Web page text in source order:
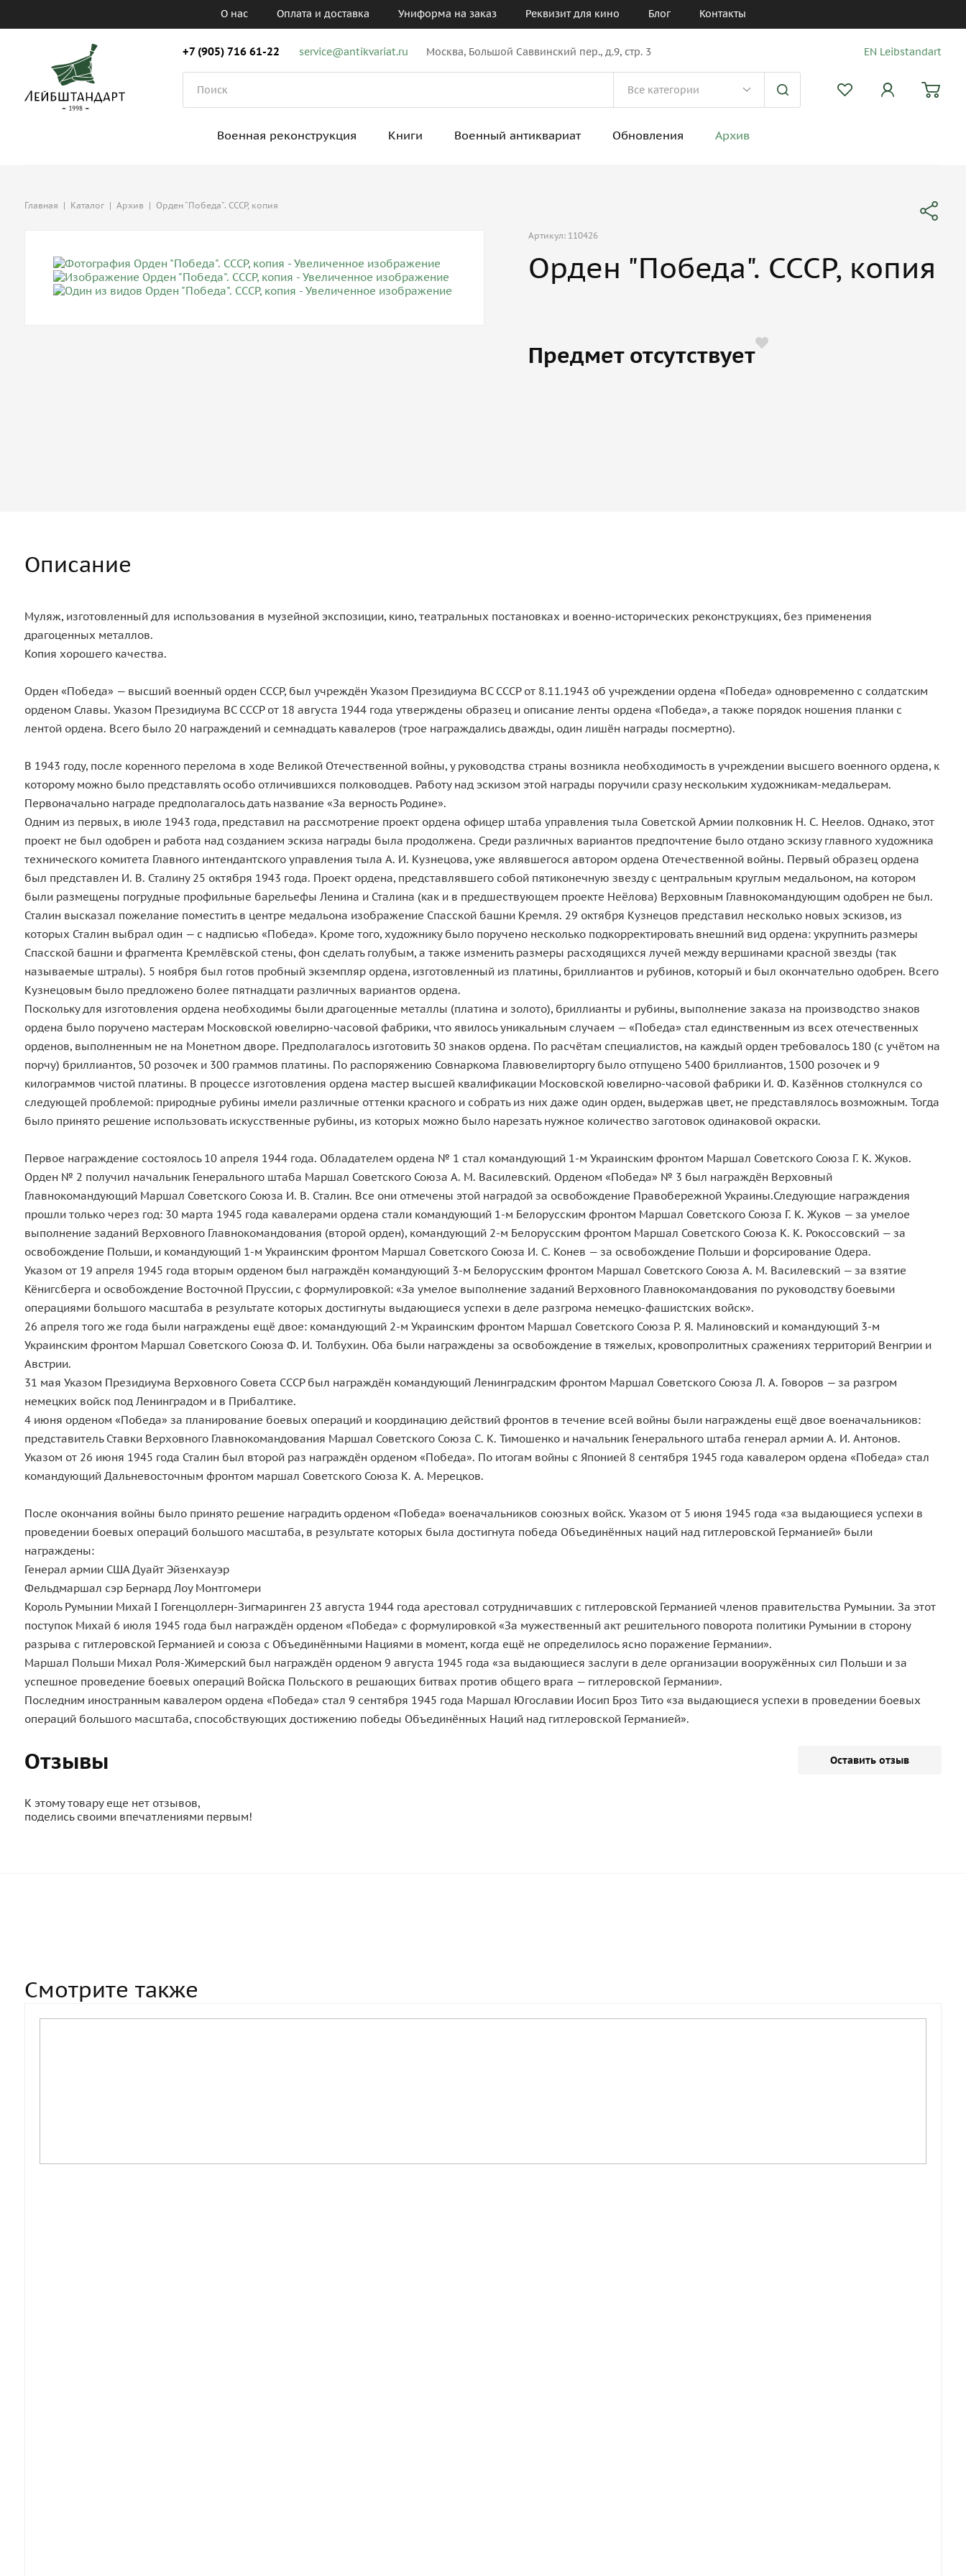
О нас Оплата и доставка Униформа на заказ Реквизит для кино Блог Контакты
+7 (905) 716 61-22 service@antikvariat.ru Москва, Большой Саввинский пер., д.9, стр. 3 EN Leibstandart
Военная реконструкция Книги Военный антиквариат Обновления Архив
Главная | Каталог | Архив | Орден "Победа". СССР, копия
Артикул: 110426
Орден "Победа". СССР, копия
Предмет отсутствует
Описание
Муляж, изготовленный для использования в музейной экспозиции, кино, театральных постановках и военно-исторических реконструкциях, без применения
драгоценных металлов.
Копия хорошего качества.
Орден «Победа» — высший военный орден СССР, был учреждён Указом Президиума ВС СССР от 8.11.1943 об учреждении ордена «Победа» одновременно с солдатским
орденом Славы. Указом Президиума ВС СССР от 18 августа 1944 года утверждены образец и описание ленты ордена «Победа», а также порядок ношения планки с
лентой ордена. Всего было 20 награждений и семнадцать кавалеров (трое награждались дважды, один лишён награды посмертно).
В 1943 году, после коренного перелома в ходе Великой Отечественной войны, у руководства страны возникла необходимость в учреждении высшего военного ордена, к
которому можно было представлять особо отличившихся полководцев. Работу над эскизом этой награды поручили сразу нескольким художникам-медальерам.
Первоначально награде предполагалось дать название «За верность Родине».
Одним из первых, в июле 1943 года, представил на рассмотрение проект ордена офицер штаба управления тыла Советской Армии полковник Н. С. Неелов. Однако, этот
проект не был одобрен и работа над созданием эскиза награды была продолжена. Среди различных вариантов предпочтение было отдано эскизу главного художника
технического комитета Главного интендантского управления тыла А. И. Кузнецова, уже являвшегося автором ордена Отечественной войны. Первый образец ордена
был представлен И. В. Сталину 25 октября 1943 года. Проект ордена, представлявшего собой пятиконечную звезду с центральным круглым медальоном, на котором
были размещены погрудные профильные барельефы Ленина и Сталина (как и в предшествующем проекте Неёлова) Верховным Главнокомандующим одобрен не был.
Сталин высказал пожелание поместить в центре медальона изображение Спасской башни Кремля. 29 октября Кузнецов представил несколько новых эскизов, из
которых Сталин выбрал один — с надписью «Победа». Кроме того, художнику было поручено несколько подкорректировать внешний вид ордена: укрупнить размеры
Спасской башни и фрагмента Кремлёвской стены, фон сделать голубым, а также изменить размеры расходящихся лучей между вершинами красной звезды (так
называемые штралы). 5 ноября был готов пробный экземпляр ордена, изготовленный из платины, бриллиантов и рубинов, который и был окончательно одобрен. Всего
Кузнецовым было предложено более пятнадцати различных вариантов ордена.
Поскольку для изготовления ордена необходимы были драгоценные металлы (платина и золото), бриллианты и рубины, выполнение заказа на производство знаков
ордена было поручено мастерам Московской ювелирно-часовой фабрики, что явилось уникальным случаем — «Победа» стал единственным из всех отечественных
орденов, выполненным не на Монетном дворе. Предполагалось изготовить 30 знаков ордена. По расчётам специалистов, на каждый орден требовалось 180 (с учётом на
порчу) бриллиантов, 50 розочек и 300 граммов платины. По распоряжению Совнаркома Главювелирторгу было отпущено 5400 бриллиантов, 1500 розочек и 9
килограммов чистой платины. В процессе изготовления ордена мастер высшей квалификации Московской ювелирно-часовой фабрики И. Ф. Казённов столкнулся со
следующей проблемой: природные рубины имели различные оттенки красного и собрать из них даже один орден, выдержав цвет, не представлялось возможным. Тогда
было принято решение использовать искусственные рубины, из которых можно было нарезать нужное количество заготовок одинаковой окраски.
Первое награждение состоялось 10 апреля 1944 года. Обладателем ордена № 1 стал командующий 1-м Украинским фронтом Маршал Советского Союза Г. К. Жуков.
Орден № 2 получил начальник Генерального штаба Маршал Советского Союза А. М. Василевский. Орденом «Победа» № 3 был награждён Верховный
Главнокомандующий Маршал Советского Союза И. В. Сталин. Все они отмечены этой наградой за освобождение Правобережной Украины.Следующие награждения
прошли только через год: 30 марта 1945 года кавалерами ордена стали командующий 1-м Белорусским фронтом Маршал Советского Союза Г. К. Жуков — за умелое
выполнение заданий Верховного Главнокомандования (второй орден), командующий 2-м Белорусским фронтом Маршал Советского Союза К. К. Рокоссовский — за
освобождение Польши, и командующий 1-м Украинским фронтом Маршал Советского Союза И. С. Конев — за освобождение Польши и форсирование Одера.
Указом от 19 апреля 1945 года вторым орденом был награждён командующий 3-м Белорусским фронтом Маршал Советского Союза А. М. Василевский — за взятие
Кёнигсберга и освобождение Восточной Пруссии, с формулировкой: «За умелое выполнение заданий Верховного Главнокомандования по руководству боевыми
операциями большого масштаба в результате которых достигнуты выдающиеся успехи в деле разгрома немецко-фашистских войск».
26 апреля того же года были награждены ещё двое: командующий 2-м Украинским фронтом Маршал Советского Союза Р. Я. Малиновский и командующий 3-м
Украинским фронтом Маршал Советского Союза Ф. И. Толбухин. Оба были награждены за освобождение в тяжелых, кровопролитных сражениях территорий Венгрии и
Австрии.
31 мая Указом Президиума Верховного Совета СССР был награждён командующий Ленинградским фронтом Маршал Советского Союза Л. А. Говоров — за разгром
немецких войск под Ленинградом и в Прибалтике.
4 июня орденом «Победа» за планирование боевых операций и координацию действий фронтов в течение всей войны были награждены ещё двое военачальников:
представитель Ставки Верховного Главнокомандования Маршал Советского Союза С. К. Тимошенко и начальник Генерального штаба генерал армии А. И. Антонов.
Указом от 26 июня 1945 года Сталин был второй раз награждён орденом «Победа». По итогам войны с Японией 8 сентября 1945 года кавалером ордена «Победа» стал
командующий Дальневосточным фронтом маршал Советского Союза К. А. Мерецков.
После окончания войны было принято решение наградить орденом «Победа» военачальников союзных войск. Указом от 5 июня 1945 года «за выдающиеся успехи в
проведении боевых операций большого масштаба, в результате которых была достигнута победа Объединённых наций над гитлеровской Германией» были
награждены:
Генерал армии США Дуайт Эйзенхауэр
Фельдмаршал сэр Бернард Лоу Монтгомери
Король Румынии Михай I Гогенцоллерн-Зигмаринген 23 августа 1944 года арестовал сотрудничавших с гитлеровской Германией членов правительства Румынии. За этот
поступок Михай 6 июля 1945 года был награждён орденом «Победа» с формулировкой «За мужественный акт решительного поворота политики Румынии в сторону
разрыва с гитлеровской Германией и союза с Объединёнными Нациями в момент, когда ещё не определилось ясно поражение Германии».
Маршал Польши Михал Роля-Жимерский был награждён орденом 9 августа 1945 года «за выдающиеся заслуги в деле организации вооружённых сил Польши и за
успешное проведение боевых операций Войска Польского в решающих битвах против общего врага — гитлеровской Германии».
Последним иностранным кавалером ордена «Победа» стал 9 сентября 1945 года Маршал Югославии Иосип Броз Тито «за выдающиеся успехи в проведении боевых
операций большого масштаба, способствующих достижению победы Объединённых Наций над гитлеровской Германией».
Отзывы Оставить отзыв
К этому товару еще нет отзывов,
поделись своими впечатлениями первым!
Смотрите также